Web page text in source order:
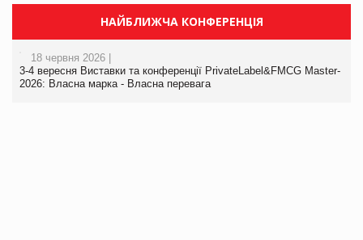
НАЙБЛИЖЧА КОНФЕРЕНЦІЯ
18 червня 2026 |
3-4 вересня Виставки та конференції PrivateLabel&FMCG Master-
2026: Власна марка - Власна перевага